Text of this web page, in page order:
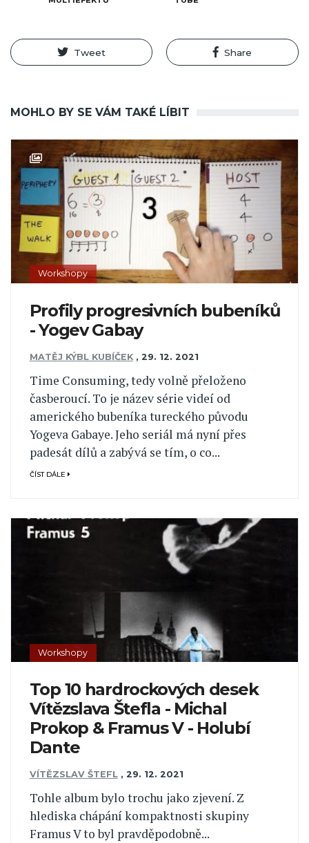
Tweet Share
MOHLO BY SE VÁM TAKÉ LÍBIT
Workshopy
Profily progresivních bubeníků
- Yogev Gabay
MATĚJ KÝBL KUBÍČEK , 29. 12. 2021
Time Consuming, tedy volně přeloženo
časberoucí. To je název série videí od
amerického bubeníka tureckého původu
Yogeva Gabaye. Jeho seriál má nyní přes
padesát dílů a zabývá se tím, o co...
ČÍST DÁLE
Workshopy
Top 10 hardrockových desek
Vítězslava Štefla - Michal
Prokop & Framus V - Holubí
Dante
VÍTĚZSLAV ŠTEFL , 29. 12. 2021
Tohle album bylo trochu jako zjevení. Z
hlediska chápání kompaktnosti skupiny
Framus V to byl pravděpodobně...